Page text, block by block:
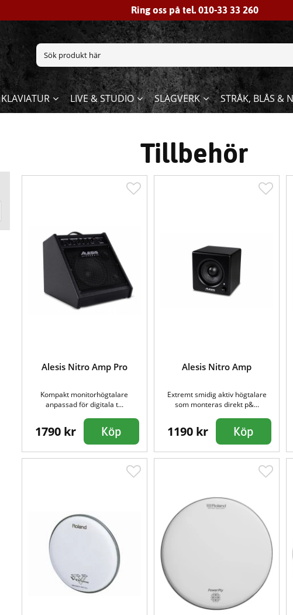
Ring oss på tel. 010-33 33 260
KLAVIATUR LIVE & STUDIO SLAGVERK STRÅK, BLÅS &
Tillbehör
Alesis Nitro Amp Pro
Kompakt monitorhögtalare
anpassad för digitala t...
1790 kr Köp
Alesis Nitro Amp
Extremt smidig aktiv högtalare
som monteras direkt p&...
1190 kr Köp